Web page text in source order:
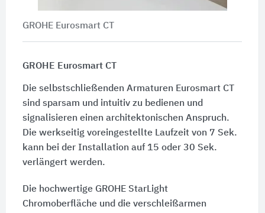
GROHE Eurosmart CT
GROHE Eurosmart CT
Die selbstschließenden Armaturen Eurosmart CT
sind sparsam und intuitiv zu bedienen und
signalisieren einen architektonischen Anspruch.
Die werkseitig voreingestellte Laufzeit von 7 Sek.
kann bei der Installation auf 15 oder 30 Sek.
verlängert werden.
Die hochwertige GROHE StarLight
Chromoberfläche und die verschleißarmen